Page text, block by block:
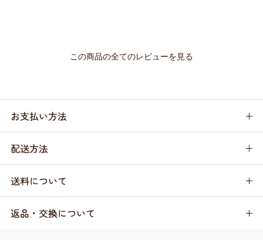
この商品の全てのレビューを見る
お支払い方法
配送方法
送料について
返品・交換について